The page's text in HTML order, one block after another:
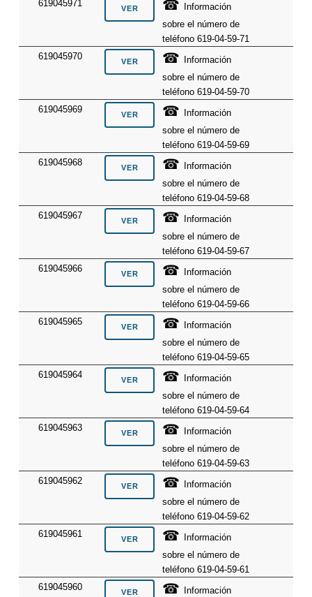
619045971 ☎ Información
sobre el número de
teléfono 619-04-59-71
619045970
☎ Información
sobre el número de
teléfono 619-04-59-70
619045969
☎ Información
sobre el número de
teléfono 619-04-59-69
619045968
☎ Información
sobre el número de
teléfono 619-04-59-68
619045967
☎ Información
sobre el número de
teléfono 619-04-59-67
619045966
☎ Información
sobre el número de
teléfono 619-04-59-66
619045965
☎ Información
sobre el número de
teléfono 619-04-59-65
619045964
☎ Información
sobre el número de
teléfono 619-04-59-64
619045963
☎ Información
sobre el número de
teléfono 619-04-59-63
619045962
☎ Información
sobre el número de
teléfono 619-04-59-62
619045961
☎ Información
sobre el número de
teléfono 619-04-59-61
619045960
☎ Información